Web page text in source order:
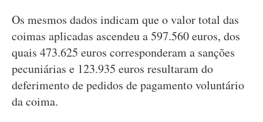
Os mesmos dados indicam que o valor total das
coimas aplicadas ascendeu a 597.560 euros, dos
quais 473.625 euros corresponderam a sanções
pecuniárias e 123.935 euros resultaram do
deferimento de pedidos de pagamento voluntário
da coima.